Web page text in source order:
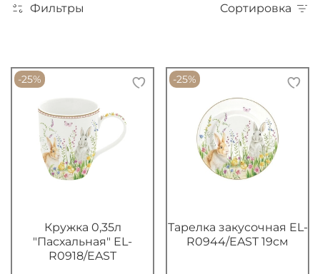
Фильтры Сортировка
-25%
Кружка 0,35л
"Пасхальная" EL-
R0918/EAST
-25%
Тарелка закусочная EL-
R0944/EAST 19см